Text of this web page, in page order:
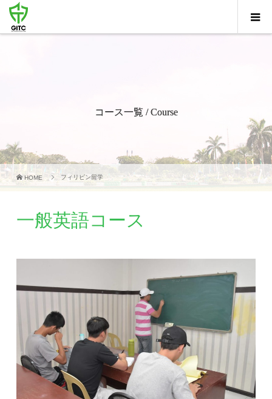
コース一覧 / Course
HOME フィリピン留学
一般英語コース